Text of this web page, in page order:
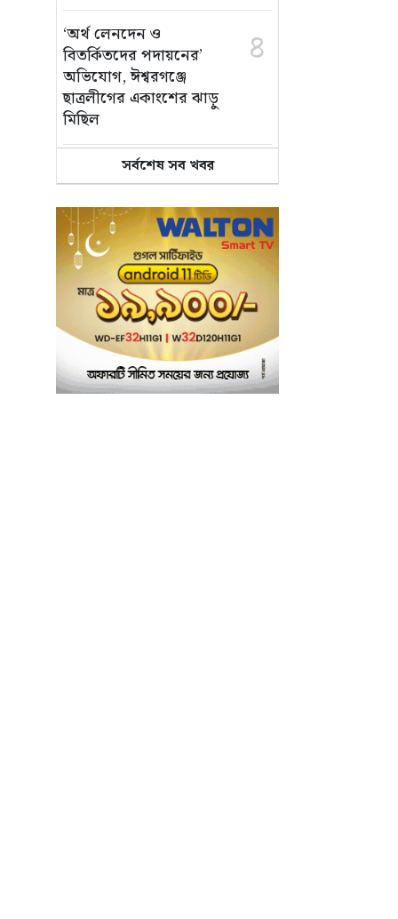
‘অর্থ লেনদেন ও
বিতর্কিতদের পদায়নের’
অভিযোগ, ঈশ্বরগঞ্জে
ছাত্রলীগের একাংশের ঝাড়ু
মিছিল
৪
মানসম্মত শিক্ষা নিশ্চিতে
শ্যামপুরে তৎপর শিক্ষা
অফিসার শাপলা খানম
৫
তাৎক্ষণিক খাদ্য পরীক্ষা
নিশ্চিত করবে ভ্রাম্যমাণ
পরীক্ষাগার: এস এম হুমায়ূন
কবির
৬
বাকৃবিতে মুখোমুখি দুই
আবাসিক হল, ভাঙচুরের
৭
সর্বশেষ সব খবর